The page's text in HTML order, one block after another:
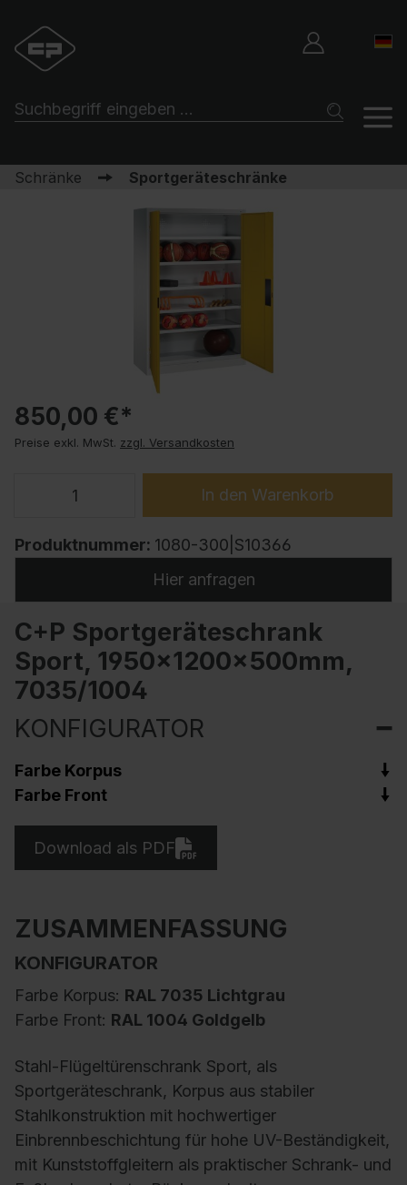
Schränke Sportgeräteschränke
850,00 €*
Preise exkl. MwSt. zzgl. Versandkosten
In den Warenkorb
Produktnummer: 1080-300|S10366
Hier anfragen
C+P Sportgeräteschrank
Sport, 1950x1200x500mm,
7035/1004
KONFIGURATOR
Farbe Korpus
Farbe Front
Download als PDF
ZUSAMMENFASSUNG
KONFIGURATOR
Farbe Korpus: RAL 7035 Lichtgrau
Farbe Front: RAL 1004 Goldgelb
Stahl-Flügeltürenschrank Sport, als
Sportgeräteschrank, Korpus aus stabiler
Stahlkonstruktion mit hochwertiger
Einbrennbeschichtung für hohe UV-Beständigkeit,
mit Kunststoffgleitern als praktischer Schrank- und